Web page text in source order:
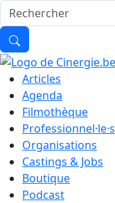
Articles
Agenda
Filmothèque
Professionnel·le·s
Organisations
Castings & Jobs
Boutique
Podcast